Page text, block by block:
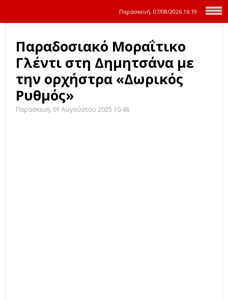
Παρασκευή, 07/08/2026 16:19
Παραδοσιακό Μοραΐτικο
Γλέντι στη Δημητσάνα με
την ορχήστρα «Δωρικός
Ρυθμός»
Παρασκευή, 01 Αυγούστου 2025 10:48